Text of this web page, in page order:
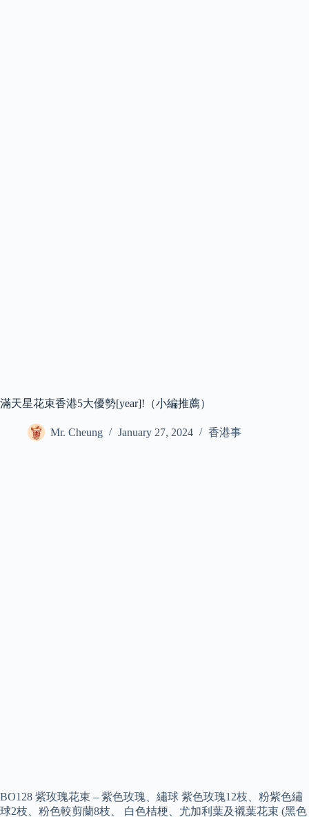
滿天星花束香港5大優勢[year]!（小編推薦）
Mr. Cheung January 27, 2024 香港事
BO128 紫玫瑰花束 – 紫色玫瑰、繡球 紫色玫瑰12枝、粉紫色繡
球2枝、粉色較剪蘭8枝、 白色桔梗、尤加利葉及襯葉花束 (黑色